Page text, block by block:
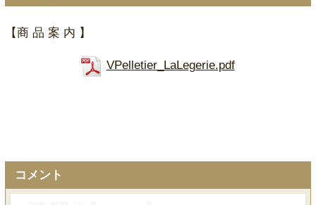
【商 品 案 内 】
VPelletier_LaLegerie.pdf
コメント